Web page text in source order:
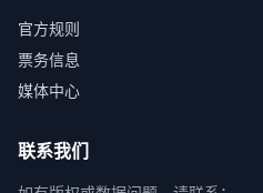
官方规则
票务信息
媒体中心
联系我们